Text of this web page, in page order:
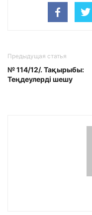
Предыдущая статья
№ 114/12/. Тақырыбы:
Теңдеулерді шешу